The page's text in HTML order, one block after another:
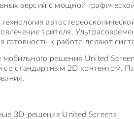
версий с мощной
зрителя.
готовность к работе делают
мобильного решения United
со стандартным 2D контентом.
3D-решения United Screens